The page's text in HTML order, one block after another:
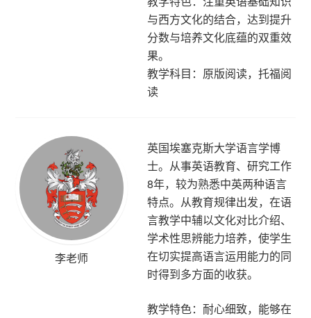
与西方文化的结合，达到提升
分数与培养文化底蕴的双重效
果。
教学科目：原版阅读，托福阅
读
李老师
英国埃塞克斯大学语言学博
士。从事英语教育、研究工作
8年，较为熟悉中英两种语言
特点。从教育规律出发，在语
言教学中辅以文化对比介绍、
学术性思辨能力培养，使学生
在切实提高语言运用能力的同
时得到多方面的收获。
教学特色：耐心细致，能够在